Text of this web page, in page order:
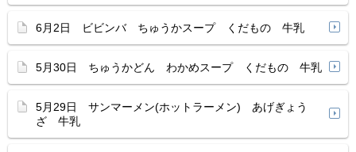
6月2日 ビビンバ ちゅうかスープ くだもの 牛乳
5月30日 ちゅうかどん わかめスープ くだもの 牛乳
5月29日 サンマーメン(ホットラーメン) あげぎょう
ざ 牛乳